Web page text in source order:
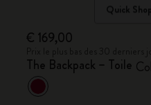
Quick Shop
€ 169,00
The Backpack – Toile